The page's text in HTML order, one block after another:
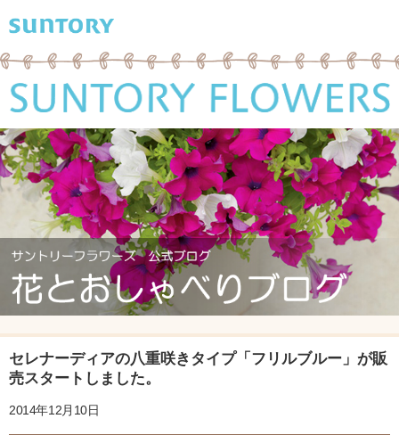
セレナーディアの八重咲きタイプ「フリルブルー」が販
売スタートしました。
2014年12月10日